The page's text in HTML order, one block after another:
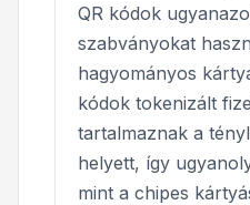
QR kódok
szabványokat
hagyományos
kódok tokenizált
tartalmaznak a
helyett, így
mint a chipes